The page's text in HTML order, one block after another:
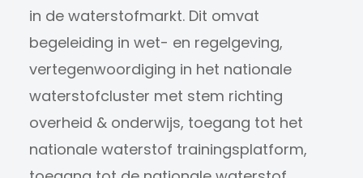
in de waterstofmarkt. Dit omvat
begeleiding in wet- en regelgeving,
vertegenwoordiging in het nationale
waterstofcluster met stem richting
overheid & onderwijs, toegang tot het
nationale waterstof trainingsplatform,